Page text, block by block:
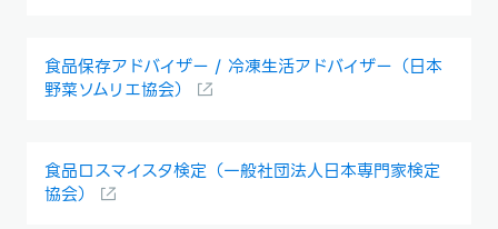
食品保存アドバイザー / 冷凍生活アドバイザー（日本
野菜ソムリエ協会）
食品ロスマイスタ検定（一般社団法人日本専門家検定
協会）